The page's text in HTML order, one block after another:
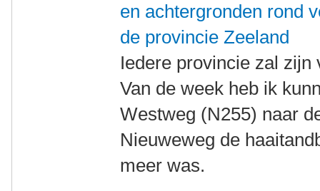
en achtergronden rond
de provincie Zeeland
Iedere provincie zal
Van de week heb ik
Westweg (N255) naar
Nieuweweg de
meer was.